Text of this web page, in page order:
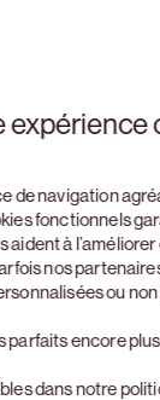
expérience
de navigation
fonctionnels
aident à
nos
ou
parfaits encore
dans notre